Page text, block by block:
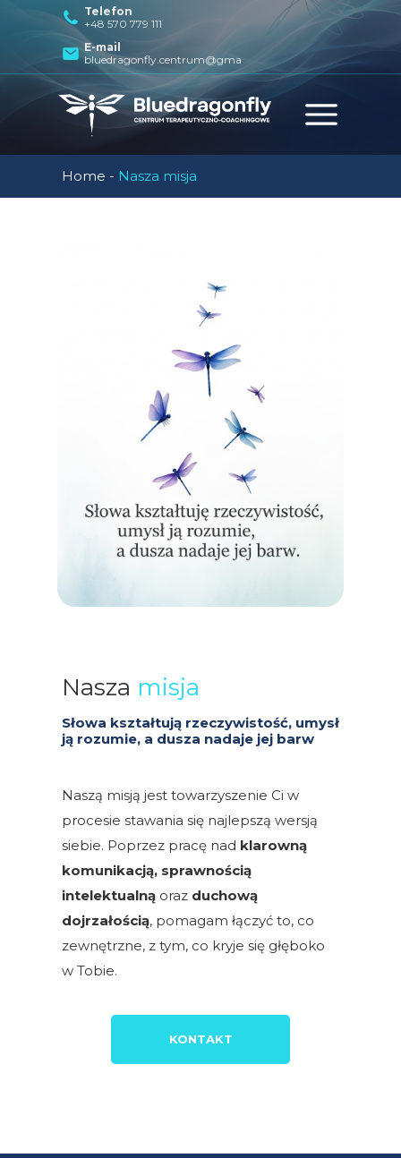
E-mail
bluedragonfly.centrum@gmail.com
Telefon
+48 570 779 111
Home - Nasza misja
KONTAKT
Naszą misją jest towarzyszenie Ci w
procesie stawania się najlepszą wersją
siebie. Poprzez pracę nad klarowną
komunikacją, sprawnością
intelektualną oraz duchową
dojrzałością, pomagam łączyć to, co
zewnętrzne, z tym, co kryje się głęboko
w Tobie.
Nasza misja
Słowa kształtują rzeczywistość, umysł
ją rozumie, a dusza nadaje jej barw